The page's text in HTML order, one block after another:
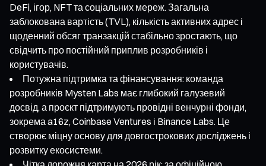
DeFi, ігор, NFT та соціальних мереж. Загальна
заблокована вартість (TVL), кількість активних адрес і
щоденний обсяг транзакцій стабільно зростають, що
свідчить про постійний приплив розробників і
користувачів.
Потужна підтримка та фінансування: команда
розробників Mysten Labs має глибокий галузевий
досвід, а проєкт підтримують провідні венчурні фонди,
зокрема a16z, Coinbase Ventures і Binance Labs. Це
створює міцну основу для довгострокових досліджень і
розвитку екосистеми.